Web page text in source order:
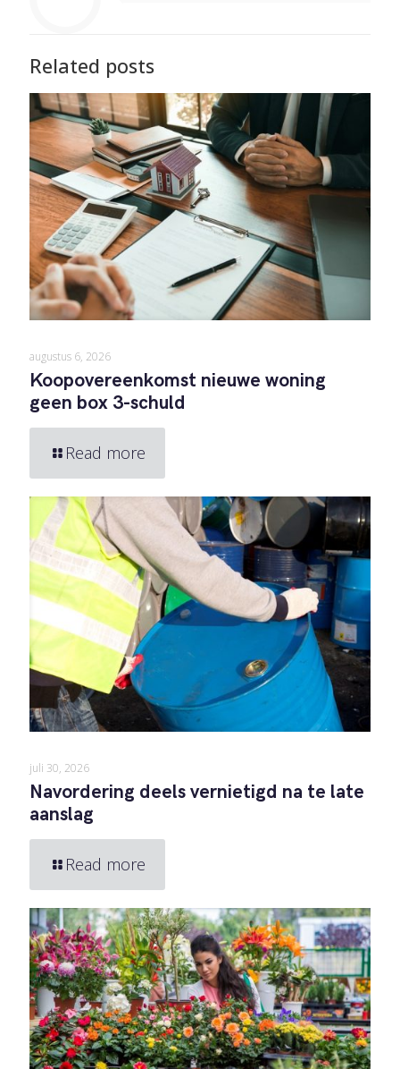
Related posts
augustus 6, 2026
Koopovereenkomst nieuwe woning
geen box 3-schuld
Read more
juli 30, 2026
Navordering deels vernietigd na te late
aanslag
Read more